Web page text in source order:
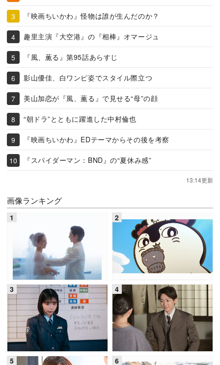
『映画ちいかわ』怪物は誰が生んだのか？
趣里主演『大空港』の『相棒』オマージュ
『風、薫る』第95話あらすじ
影山優佳、白ワンピ姿でスタイル際立つ
美山加恋が『風、薫る』で見せる“母”の顔
“朝ドラ”とともに躍進した中村倫也
『映画ちいかわ』EDテーマからその後を考察
『スパイダーマン：BND』の“夏休み感”
13:14更新
画像ランキング